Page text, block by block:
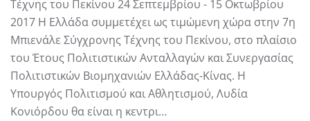
Τέχνης του Πεκίνου 24 Σεπτεµβρίου - 15 Οκτωβρίου
2017 Η Ελλάδα συµµετέχει ως τιµώµενη χώρα στην 7η
Μπιενάλε Σύγχρονης Τέχνης του Πεκίνου, στο πλαίσιο
του Έτους Πολιτιστικών Ανταλλαγών και Συνεργασίας
Πολιτιστικών Βιοµηχανιών Ελλάδας-Κίνας. H
Υπουργός Πολιτισµού και Αθλητισµού, Λυδία
Κονιόρδου θα είναι η κεντρι…